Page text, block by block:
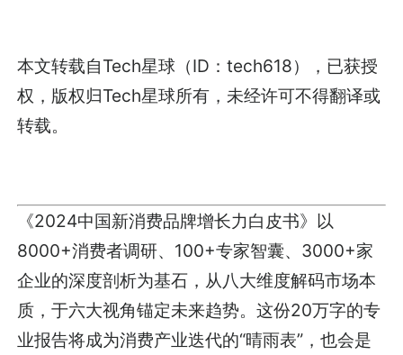
本文转载自Tech星球（ID：tech618），已获授
权，版权归Tech星球所有，未经许可不得翻译或
转载。
《2024中国新消费品牌增长力白皮书》以
8000+消费者调研、100+专家智囊、3000+家
企业的深度剖析为基石，从八大维度解码市场本
质，于六大视角锚定未来趋势。这份20万字的专
业报告将成为消费产业迭代的“晴雨表”，也会是